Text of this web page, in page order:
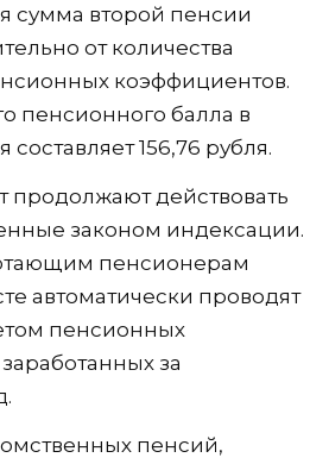
сумма второй пенсии
от количества
коэффициентов.
пенсионного балла в
156,76 рубля.
продолжают действовать
законом индексации.
пенсионерам
автоматически проводят
пенсионных
за
пенсий,